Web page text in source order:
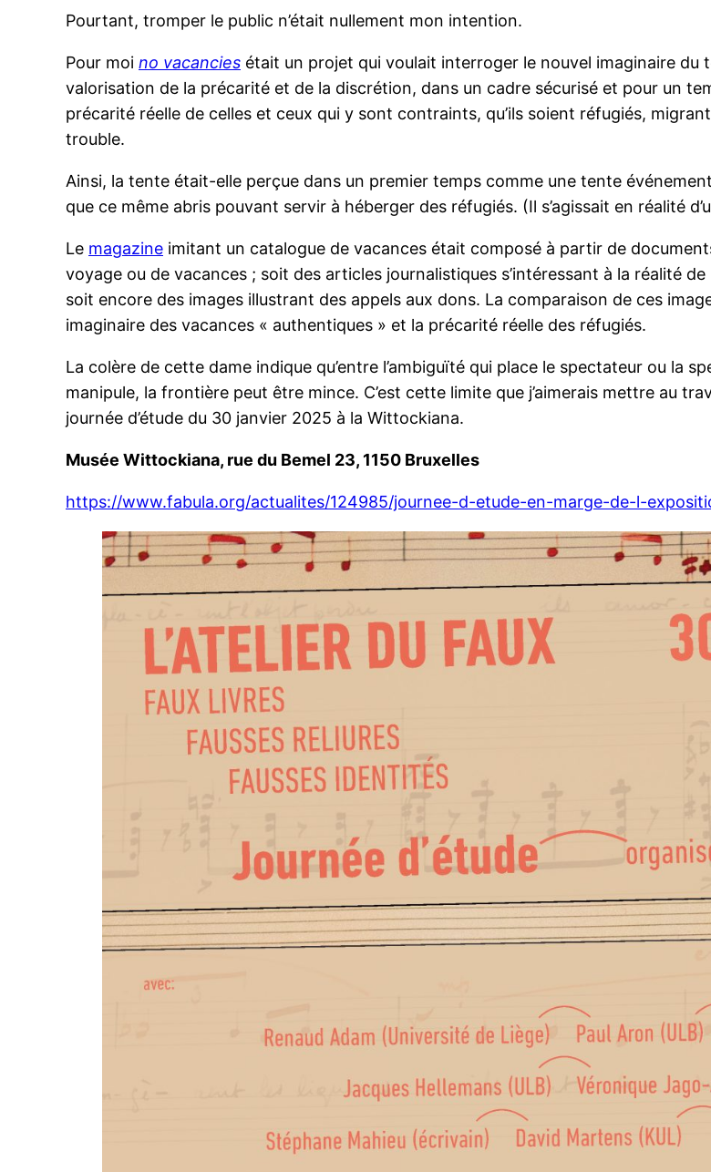
Pourtant, tromper le public n’était nullement mon intention.
Pour moi no vacancies était un projet qui voulait interroger le nouvel imaginaire du
valorisation de la précarité et de la discrétion, dans un cadre sécurisé et pour un
précarité réelle de celles et ceux qui y sont contraints, qu’ils soient réfugiés,
trouble.
Ainsi, la tente était-elle perçue dans un premier temps comme une tente
que ce même abris pouvant servir à héberger des réfugiés. (Il s’agissait en réalité
Le magazine imitant un catalogue de vacances était composé à partir de
voyage ou de vacances ; soit des articles journalistiques s’intéressant à la réalité
soit encore des images illustrant des appels aux dons. La comparaison de ces
imaginaire des vacances « authentiques » et la précarité réelle des réfugiés.
La colère de cette dame indique qu’entre l’ambiguïté qui place le spectateur ou la
manipule, la frontière peut être mince. C’est cette limite que j’aimerais mettre au
journée d’étude du 30 janvier 2025 à la Wittockiana.
Musée Wittockiana, rue du Bemel 23, 1150 Bruxelles
https://www.fabula.org/actualites/124985/journee-d-etude-en-marge-de-l-